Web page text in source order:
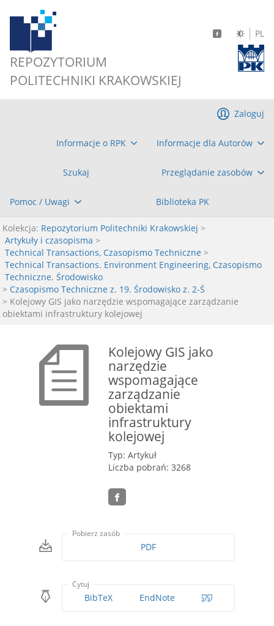
REPOZYTORIUM
POLITECHNIKI KRAKOWSKIEJ
PL
Informacje o RPK Informacje dla Autorów
Szukaj Przeglądanie zasobów
Pomoc / Uwagi Biblioteka PK
Zaloguj
Kolekcja: Repozytorium Politechniki Krakowskiej >
Artykuły i czasopisma >
Technical Transactions, Czasopismo Techniczne >
Technical Transactions. Environment Engineering, Czasopismo
Techniczne. Środowisko
> Czasopismo Techniczne z. 19. Środowisko z. 2-Ś
> Kolejowy GIS jako narzędzie wspomagające zarządzanie
obiektami infrastruktury kolejowej
Kolejowy GIS jako
narzędzie
wspomagające
zarządzanie
obiektami
infrastruktury
kolejowej
Typ: Artykuł
Liczba pobrań: 3268
Pobierz zasób
PDF
Cytuj
BibTeX EndNote